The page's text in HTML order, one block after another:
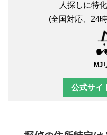
人探しに特
(全国対応、24
MJ
公式サイ